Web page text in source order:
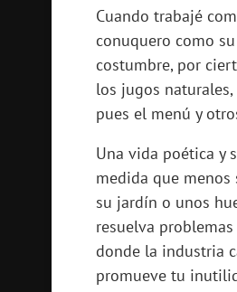
Cuando trabajé
conuquero como
costumbre, por
los jugos
pues el menú y
Una vida poética y
medida que
su jardín o unos
resuelva
donde la industria
promueve tu